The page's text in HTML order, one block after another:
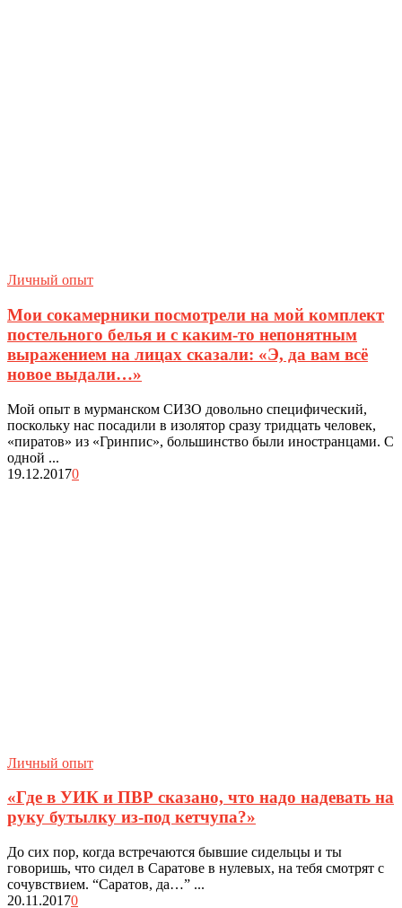
Личный опыт
Мои сокамерники посмотрели на мой комплект
постельного белья и с каким-то непонятным
выражением на лицах сказали: «Э, да вам всё
новое выдали…»
Мой опыт в мурманском СИЗО довольно специфический,
поскольку нас посадили в изолятор сразу тридцать человек,
«пиратов» из «Гринпис», большинство были иностранцами. С
одной ...
19.12.20170
Личный опыт
«Где в УИК и ПВР сказано, что надо надевать на
руку бутылку из-под кетчупа?»
До сих пор, когда встречаются бывшие сидельцы и ты
говоришь, что сидел в Саратове в нулевых, на тебя смотрят с
сочувствием. “Саратов, да…” ...
20.11.20170